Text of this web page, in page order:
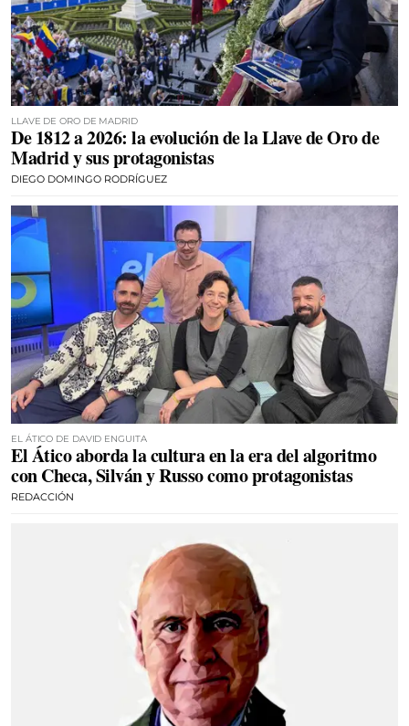
LLAVE DE ORO DE MADRID
De 1812 a 2026: la evolución de la Llave de Oro de
Madrid y sus protagonistas
DIEGO DOMINGO RODRÍGUEZ
EL ÁTICO DE DAVID ENGUITA
El Ático aborda la cultura en la era del algoritmo
con Checa, Silván y Russo como protagonistas
REDACCIÓN